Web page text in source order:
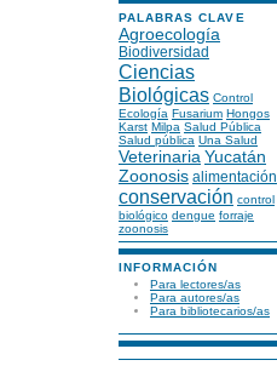
PALABRAS CLAVE
Agroecología
Biodiversidad
Ciencias
Biológicas Control
Ecología Fusarium Hongos
Karst Milpa Salud Pública
Salud pública Una Salud
Veterinaria Yucatán
Zoonosis alimentación
conservación control
biológico dengue forraje
zoonosis
INFORMACIÓN
Para lectores/as
Para autores/as
Para bibliotecarios/as